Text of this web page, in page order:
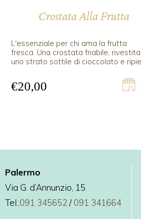
Crostata Alla Frutta
L'essenziale per chi ama la frutta
fresca. Una crostata friabile,
uno strato sottile di cioccolato e
€20,00
Palermo
Via G. d’Annunzio, 15
Tel.:091 345652 / 091 341664